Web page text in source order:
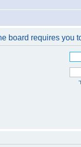
board requires you